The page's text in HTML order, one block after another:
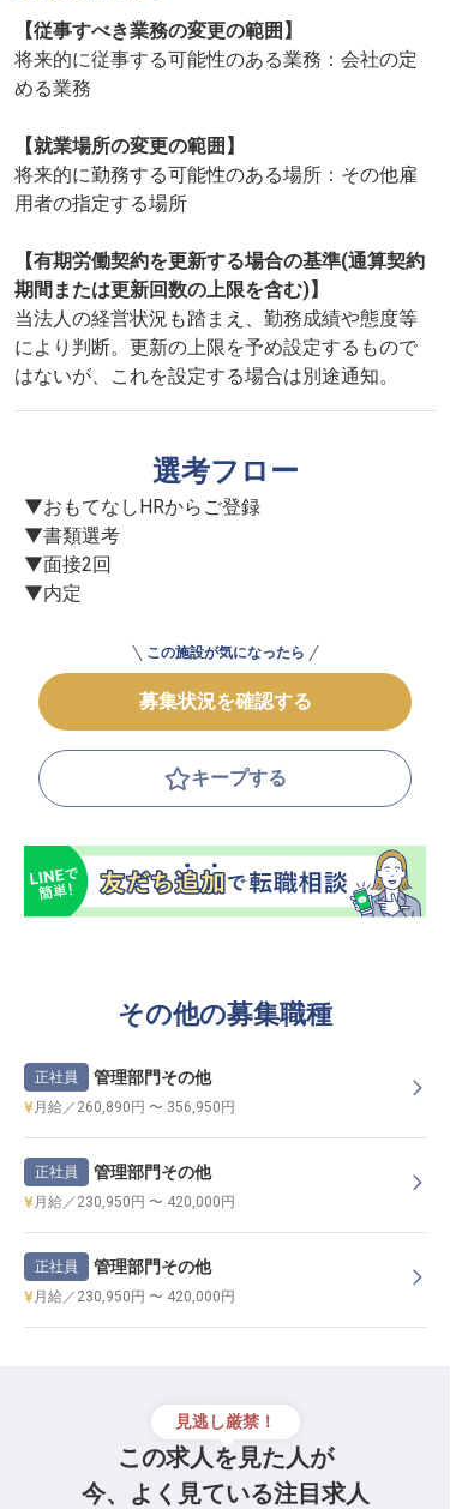
【従事すべき業務の変更の範囲】
将来的に従事する可能性のある業務：会社の定
める業務
【就業場所の変更の範囲】
将来的に勤務する可能性のある場所：その他雇
用者の指定する場所
【有期労働契約を更新する場合の基準(通算契約
期間または更新回数の上限を含む)】
当法人の経営状況も踏まえ、勤務成績や態度等
により判断。更新の上限を予め設定するもので
はないが、これを設定する場合は別途通知。
選考フロー
▼おもてなしHRからご登録
▼書類選考
▼面接2回
▼内定
この施設が気になったら
募集状況を確認する
キープする
その他の募集職種
正社員 管理部門その他
月給／260,890円 〜 356,950円
正社員 管理部門その他
月給／230,950円 〜 420,000円
正社員 管理部門その他
月給／230,950円 〜 420,000円
見逃し厳禁！
この求人を見た人が
今、よく見ている注目求人